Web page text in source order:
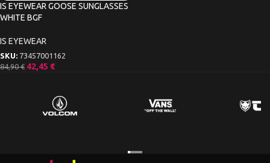
IS EYEWEAR GOOSE SUNGLASSES
WHITE BGF
IS EYEWEAR
SKU: 73457001162
84,90€ 42,45 €